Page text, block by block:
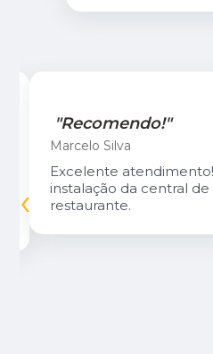
"Recomendo!"
Marcelo Silva
Excelente
instalação da central
restaurante.
‹